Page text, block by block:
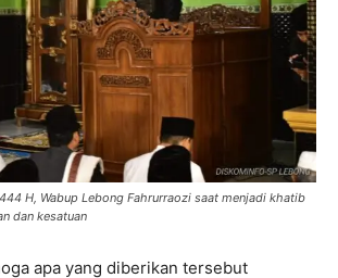
H, Wabup Lebong Fahrurraozi saat menjadi khatib
dan kesatuan
apa yang diberikan tersebut